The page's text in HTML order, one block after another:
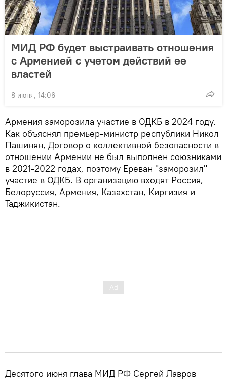
МИД РФ будет выстраивать отношения
с Арменией с учетом действий ее
властей
8 июня, 14:06
Армения заморозила участие в ОДКБ в 2024 году.
Как объяснял премьер-министр республики Никол
Пашинян, Договор о коллективной безопасности в
отношении Армении не был выполнен союзниками
в 2021-2022 годах, поэтому Ереван "заморозил"
участие в ОДКБ. В организацию входят Россия,
Белоруссия, Армения, Казахстан, Киргизия и
Таджикистан.
Десятого июня глава МИД РФ Сергей Лавров